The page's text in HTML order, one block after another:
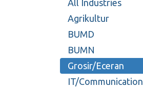
All Industries
Agrikultur
BUMD
BUMN
Grosir/Eceran
IT/Communication